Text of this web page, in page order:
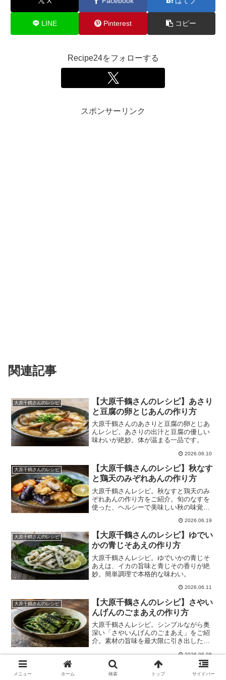
LINE Pinterest コピー
Recipe24をフォローする
スポンサーリンク
関連記事
大原千鶴さんのレシピ
【大原千鶴さんのレシピ】あさり
と豆腐の卵とじあんの作り方
大原千鶴さんのあさりと豆腐の卵とじあ
んレシピ。あさりの出汁と豆腐の優しい
味わいが絶妙。体が温まる一品です。
2026.06.10
大原千鶴さんのレシピ
【大原千鶴さんのレシピ】秋なす
と鶏天のみぞれあんの作り方
大原千鶴さんレシピ。秋なすと鶏天のみ
ぞれあんの作り方をご紹介。旬のなすを
使った、ヘルシーで美味しい秋の味覚を
2026.06.19
大原千鶴さんのレシピ
【大原千鶴さんのレシピ】ゆでい
かの青じそあえの作り方
大原千鶴さんレシピ。ゆでいかの青じそ
あえは、イカの旨味と青じその香りが絶
妙。簡単調理で本格的な味わい。
2026.06.11
大原千鶴さんのレシピ
【大原千鶴さんのレシピ】さやい
んげんのごまあえの作り方
大原千鶴さんレシピ。シンプルながら奥
深い「さやいんげんのごまあえ」をご紹
介。素材の旨味を最大限に引き出した、
2026.06.08
【大原千鶴さんのレシピ】さば缶
メニュー ホーム 検索 トップ サイドバー